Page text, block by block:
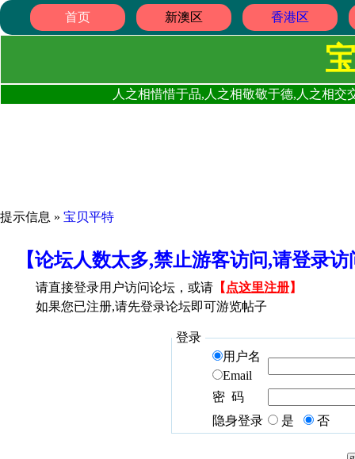
首页 新澳区 香港区
人之相惜惜于品,人之相敬敬于德,人之相
提示信息 » 宝贝平特
【论坛人数太多,禁止游客访问,请登录
请直接登录用户访问论坛，或请 【 点这里注册】
如果您已注册,请先登录论坛即可游览帖子
登录
用户名
Email
密 码
隐身登录
是 否